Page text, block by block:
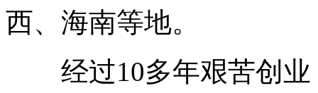
西、海南等地。
经过10多年艰苦创业